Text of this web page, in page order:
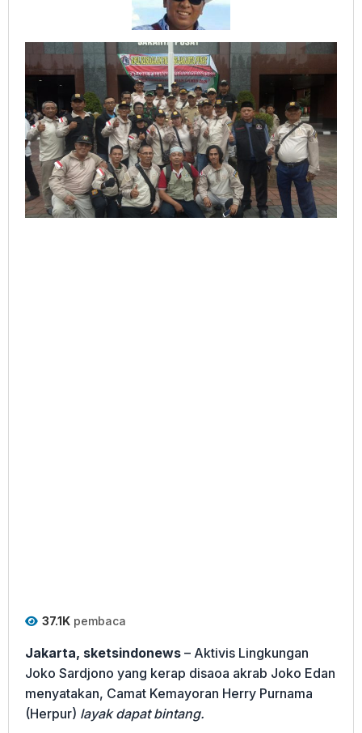
Dapat
Bintang
37.1K pembaca
Jakarta, sketsindonews – Aktivis Lingkungan
Joko Sardjono yang kerap disaoa akrab Joko Edan
menyatakan, Camat Kemayoran Herry Purnama
(Herpur) layak dapat bintang.